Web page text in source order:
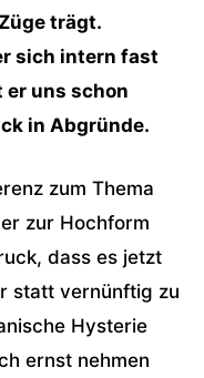
trägt.
sich intern fast
er uns schon
in Abgründe.
zum Thema
zur Hochform
dass es jetzt
statt vernünftig zu
Hysterie
ernst nehmen